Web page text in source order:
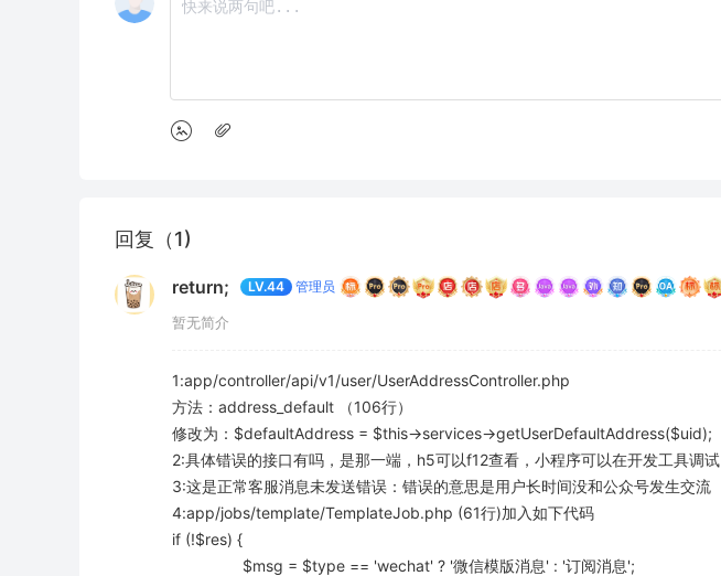
回复（1)
return; LV.44 管理员
暂无简介
1:app/controller/api/v1/user/UserAddressController.php
方法：address_default （106行）
修改为：$defaultAddress = $this->services->getUserDefaultAddress($uid);
2:具体错误的接口有吗，是那一端，h5可以f12查看，小程序可以在开发工具调试
3:这是正常客服消息未发送错误：错误的意思是用户长时间没和公众号发生交流
4:app/jobs/template/TemplateJob.php (61行)加入如下代码
if (!$res) {
                $msg = $type == 'wechat' ? '微信模版消息' : '订阅消息';